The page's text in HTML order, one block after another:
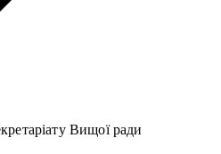
Вищої ради